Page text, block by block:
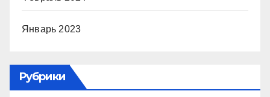
Январь 2023
Рубрики